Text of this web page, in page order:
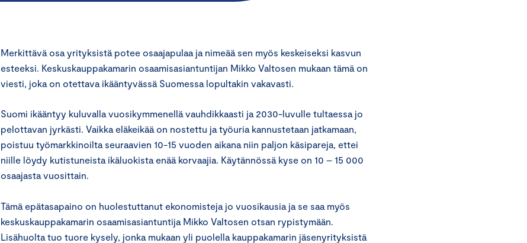
Merkittävä osa yrityksistä potee osaajapulaa ja nimeää sen myös keskeiseksi kasvun
esteeksi. Keskuskauppakamarin osaamisasiantuntijan Mikko Valtosen mukaan tämä on
viesti, joka on otettava ikääntyvässä Suomessa lopultakin vakavasti.
Suomi ikääntyy kuluvalla vuosikymmenellä vauhdikkaasti ja 2030-luvulle tultaessa jo
pelottavan jyrkästi. Vaikka eläkeikää on nostettu ja työuria kannustetaan jatkamaan,
poistuu työmarkkinoilta seuraavien 10-15 vuoden aikana niin paljon käsipareja, ettei
niille löydy kutistuneista ikäluokista enää korvaajia. Käytännössä kyse on 10 – 15 000
osaajasta vuosittain.
Tämä epätasapaino on huolestuttanut ekonomisteja jo vuosikausia ja se saa myös
keskuskauppakamarin osaamisasiantuntija Mikko Valtosen otsan rypistymään.
Lisähuolta tuo tuore kysely, jonka mukaan yli puolella kauppakamarin jäsenyrityksistä